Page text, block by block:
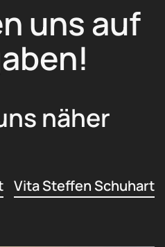
uns auf
näher
Vita Steffen Schuhart